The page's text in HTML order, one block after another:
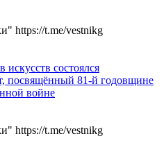
https://t.me/vestnikg
состоялся
посвящённый 81-й годовщине
войне
https://t.me/vestnikg